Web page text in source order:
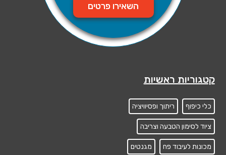
השאירו פרטים
קטגוריות ראשיות
כלי כיפוף ריתוך ופסיוויציה
ציוד לסימון הטבעה וצריבה
מכונות לעיבוד פח מגנטים